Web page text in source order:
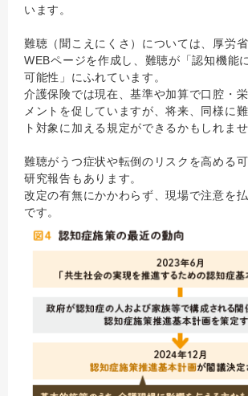
います。
難聴（聞こえにくさ）については、厚労
WEBページを作成し、難聴が「認知機能
可能性」にふれています。
介護保険では現在、基準や加算で口腔・
メントを促していますが、将来、同様に
ト対象に加える規定ができるかもしれませ
難聴がうつ症状や転倒のリスクを高める
研究報告もあります。
改定の有無にかかわらず、現場で注意を
です。